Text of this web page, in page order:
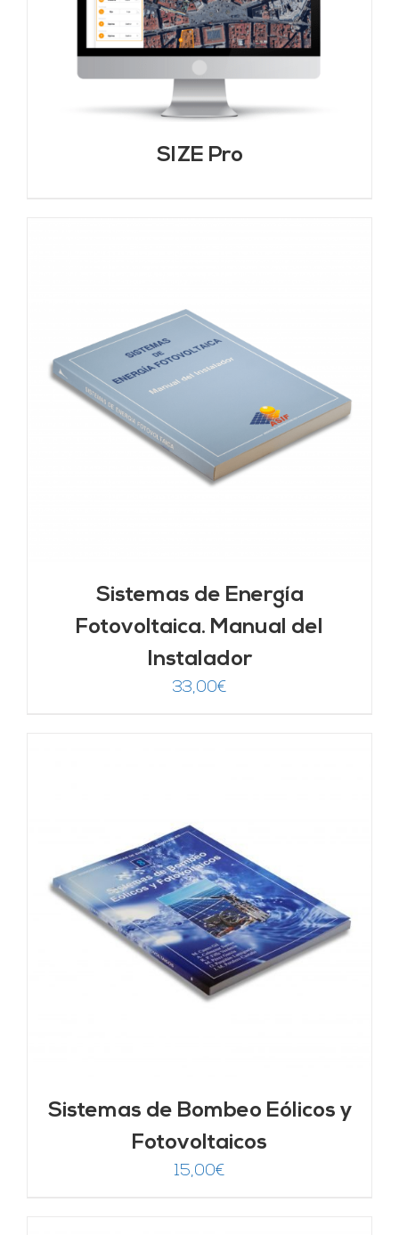
SIZE Pro
Sistemas de Energía
Fotovoltaica. Manual del
Instalador
33,00€
Sistemas de Bombeo Eólicos y
Fotovoltaicos
15,00€